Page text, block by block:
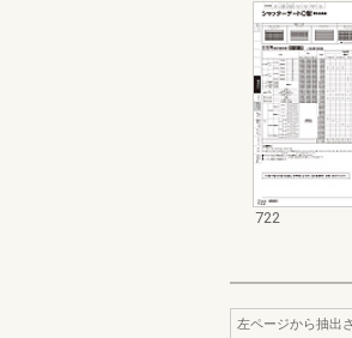
722
左ページから抽出